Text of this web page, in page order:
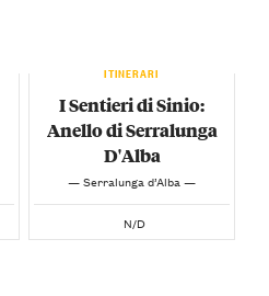
ITINERARI
I Sentieri di Sinio:
Anello di Serralunga
D'Alba
— Serralunga d’Alba —
N/D